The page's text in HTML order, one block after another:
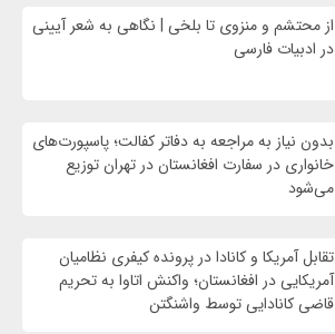
از محتشم و منزوی تا بلخی | نگاهی به شعر آیینی
در ادبیات فارسی
بدون نیاز به مراجعه به دفاتر کفالت؛ پاسپورت‌های
خانواری در سفارت افغانستان در تهران توزیع
می‌شود
تقابل آمریکا و کانادا در پرونده کیفری نظامیان
آمریکایی در افغانستان؛ واکنش اتاوا به تحریم
قاضی کانادایی توسط واشنگتن